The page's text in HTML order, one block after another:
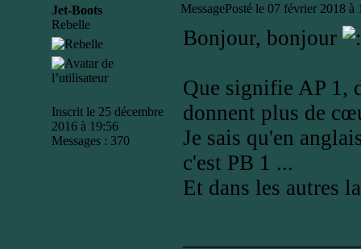
Jet-Boots
Rebelle
Inscrit le 25 décembre
2016 à 19:56
Messages : 370
MessagePosté le 07 février 2018 à
Bonjour, bonjour
Que signifie AP 1,
donnent plus de
Je sais qu'en
c'est PB 1 ...
Et dans les autres